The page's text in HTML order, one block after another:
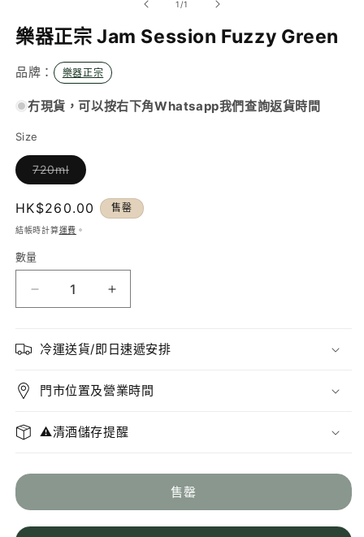
視
窗
開
多
體
案
1
1 //1
樂器正宗 Jam Session Fuzzy Green
品牌： 樂器正宗
冇現貨，可以按右下角Whatsapp我們查詢返貨時間
Size
720ml
已
售
罄
或
供
定
價
HK$260.00 售罄
結帳時計算運費 。
數量
正
Jam
Session
Green
量
正
Jam
Session
Green
量
冷運送貨/即日速遞安排
門市位置及營業時間
⚠️清酒儲存提醒
售罄